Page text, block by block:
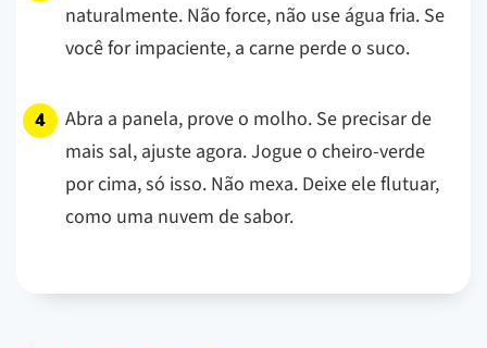
naturalmente. Não force, não use água fria. Se
você for impaciente, a carne perde o suco.
Abra a panela, prove o molho. Se precisar de
mais sal, ajuste agora. Jogue o cheiro-verde
por cima, só isso. Não mexa. Deixe ele flutuar,
como uma nuvem de sabor.